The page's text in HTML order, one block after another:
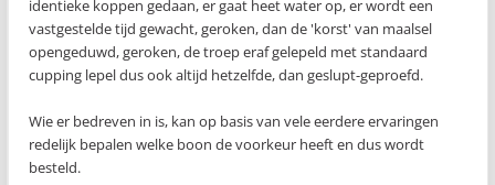
identieke koppen gedaan, er gaat heet water op, er wordt een
vastgestelde tijd gewacht, geroken, dan de 'korst' van maalsel
opengeduwd, geroken, de troep eraf gelepeld met standaard
cupping lepel dus ook altijd hetzelfde, dan geslupt-geproefd.
Wie er bedreven in is, kan op basis van vele eerdere ervaringen
redelijk bepalen welke boon de voorkeur heeft en dus wordt
besteld.